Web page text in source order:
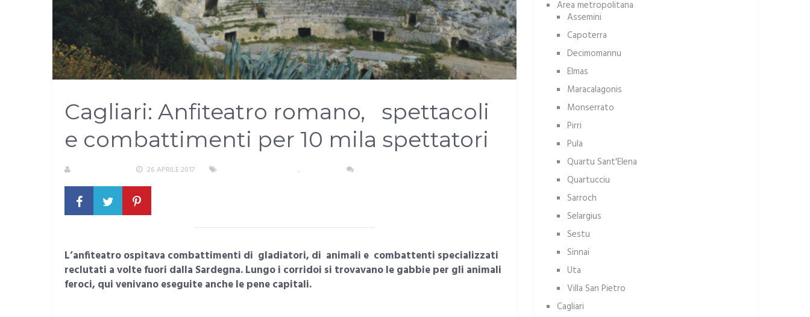
Cagliari: Anfiteatro romano, spettacoli
e combattimenti per 10 mila spettatori
26 APRILE 2017 ,
L’anfiteatro ospitava combattimenti di gladiatori, di animali e combattenti specializzati
reclutati a volte fuori dalla Sardegna. Lungo i corridoi si trovavano le gabbie per gli animali
feroci, qui venivano eseguite anche le pene capitali.
Area metropolitana
Assemini
Capoterra
Decimomannu
Elmas
Maracalagonis
Monserrato
Pirri
Pula
Quartu Sant'Elena
Quartucciu
Sarroch
Selargius
Sestu
Sinnai
Uta
Villa San Pietro
Cagliari